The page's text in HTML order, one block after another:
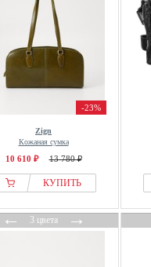
-23%
Zign
Кожаная сумка
10 610 ₽ 13 780 ₽
КУПИТЬ
←3 цвета→